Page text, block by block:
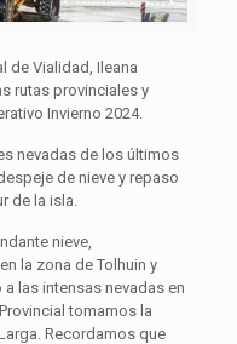
de Vialidad, Ileana
rutas provinciales y
Invierno 2024.
nevadas de los últimos
de nieve y repaso
de la isla.
nieve,
la zona de Tolhuin y
las intensas nevadas en
tomamos la
Recordamos que